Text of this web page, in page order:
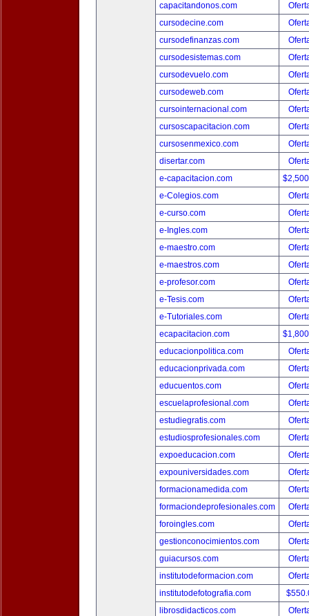
capacitandonos.com
cursodecine.com
cursodefinanzas.com
cursodesistemas.com
cursodevuelo.com
cursodeweb.com
cursointernacional.com
cursoscapacitacion.com
cursosenmexico.com
disertar.com
e-capacitacion.com
e-Colegios.com
e-curso.com
e-Ingles.com
e-maestro.com
e-maestros.com
e-profesor.com
e-Tesis.com
e-Tutoriales.com
ecapacitacion.com
educacionpolitica.com
educacionprivada.com
educuentos.com
escuelaprofesional.com
estudiegratis.com
estudiosprofesionales.com
expoeducacion.com
expouniversidades.com
formacionamedida.com
formaciondeprofesionales.com
foroingles.com
gestionconocimientos.com
guiacursos.com
institutodeformacion.com
institutodefotografia.com
librosdidacticos.com